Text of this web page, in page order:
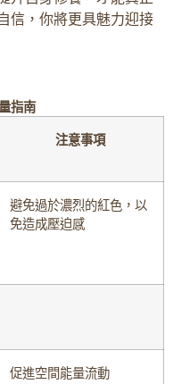
信，你將更具魅力迎接
指南
注意事項
避免過於濃烈的紅色，以
免造成壓迫感
促進空間能量流動